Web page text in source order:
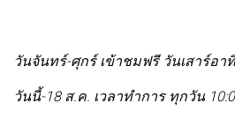
วันจันทร์-ศุกร์ เข้าชมฟรี วันเสาร์อา
วันนี้-18 ส.ค. เวลาทำการ ทุกวัน